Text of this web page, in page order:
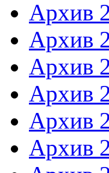
Архив
Архив
Архив
Архив
Архив
Архив